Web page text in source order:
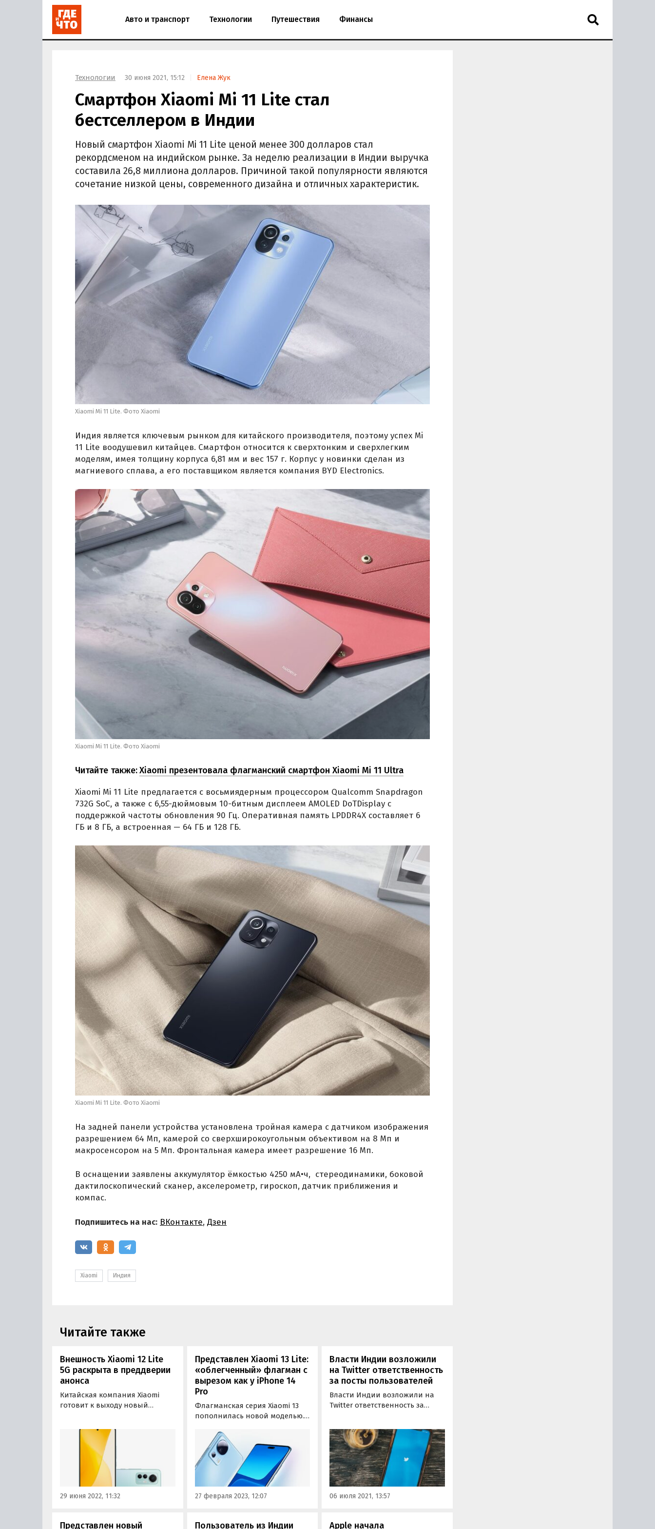
Авто и транспорт Технологии Путешествия Финансы
Технологии 30 июня 2021, 15:12 Елена Жук
Смартфон Xiaomi Mi 11 Lite стал
бестселлером в Индии
Новый смартфон Xiaomi Mi 11 Lite ценой менее 300 долларов стал
рекордсменом на индийском рынке. За неделю реализации в Индии выручка
составила 26,8 миллиона долларов. Причиной такой популярности являются
сочетание низкой цены, современного дизайна и отличных характеристик.
Xiaomi Mi 11 Lite. Фото Xiaomi
Индия является ключевым рынком для китайского производителя, поэтому успех Mi
11 Lite воодушевил китайцев. Смартфон относится к сверхтонким и сверхлегким
моделям, имея толщину корпуса 6,81 мм и вес 157 г. Корпус у новинки сделан из
магниевого сплава, а его поставщиком является компания BYD Electronics.
Xiaomi Mi 11 Lite. Фото Xiaomi
Читайте также:Xiaomi презентовала флагманский смартфон Xiaomi Mi 11 Ultra
Xiaomi Mi 11 Lite предлагается с восьмиядерным процессором Qualcomm Snapdragon
732G SoC, а также с 6,55-дюймовым 10-битным дисплеем AMOLED DoTDisplay с
поддержкой частоты обновления 90 Гц. Оперативная память LPDDR4X составляет 6
ГБ и 8 ГБ, а встроенная — 64 ГБ и 128 ГБ.
Xiaomi Mi 11 Lite. Фото Xiaomi
На задней панели устройства установлена тройная камера с датчиком изображения
разрешением 64 Мп, камерой со сверхширокоугольным объективом на 8 Мп и
макросенсором на 5 Мп. Фронтальная камера имеет разрешение 16 Мп.
В оснащении заявлены аккумулятор ёмкостью 4250 мА•ч, стереодинамики, боковой
дактилоскопический сканер, акселерометр, гироскоп, датчик приближения и
компас.
Подпишитесь на нас: ВКонтакте, Дзен
Xiaomi Индия
Читайте также
Внешность Xiaomi 12 Lite
5G раскрыта в преддверии
анонса
Китайская компания Xiaomi
готовит к выходу новый
нынешней флагманской серии
бренда. И в преддверии
анонса новинки известный
инсайдер Эван Бласс
поделился ее эксклюзивными
пресс-рендерами.
29 июня 2022, 11:32
Представлен Xiaomi 13 Lite:
«облегченный» флагман с
вырезом как у iPhone 14
Pro
Флагманская серия Xiaomi 13
пополнилась новой моделью.
и Xiaomi 13 Pro присоединилась
их «облегченная» версия под
названием Xiaomi 13 Lite,
которую представили в
Барселоне в рамках MWC 2023.
27 февраля 2023, 12:07
Власти Индии возложили
на Twitter ответственность
за посты пользователей
Власти Индии возложили на
Twitter ответственность за
предупреждений руководства
соцсети о необходимости
придерживаться норм
законодательства
правительство Индии перешло
к решительным действиям и
обратилось в…
06 июля 2021, 13:57
Представлен новый
Пользователь из Индии
Apple начала